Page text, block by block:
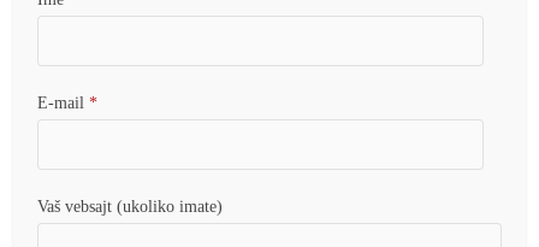
E-mail*
Vaš vebsajt (ukoliko imate)